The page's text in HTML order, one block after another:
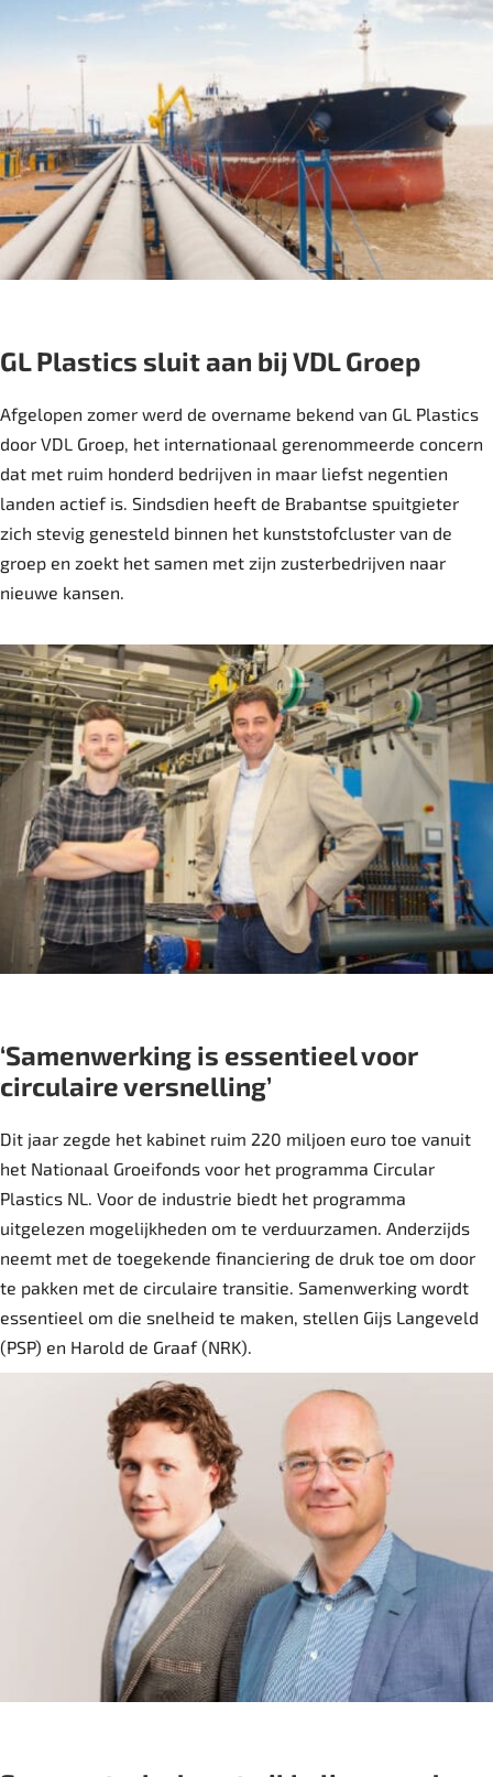
GL Plastics sluit aan bij VDL Groep
Afgelopen zomer werd de overname bekend van GL Plastics
door VDL Groep, het internationaal gerenommeerde concern
dat met ruim honderd bedrijven in maar liefst negentien
landen actief is. Sindsdien heeft de Brabantse spuitgieter
zich stevig genesteld binnen het kunststofcluster van de
groep en zoekt het samen met zijn zusterbedrijven naar
nieuwe kansen.
‘Samenwerking is essentieel voor
circulaire versnelling’
Dit jaar zegde het kabinet ruim 220 miljoen euro toe vanuit
het Nationaal Groeifonds voor het programma Circular
Plastics NL. Voor de industrie biedt het programma
uitgelezen mogelijkheden om te verduurzamen. Anderzijds
neemt met de toegekende financiering de druk toe om door
te pakken met de circulaire transitie. Samenwerking wordt
essentieel om die snelheid te maken, stellen Gijs Langeveld
(PSP) en Harold de Graaf (NRK).